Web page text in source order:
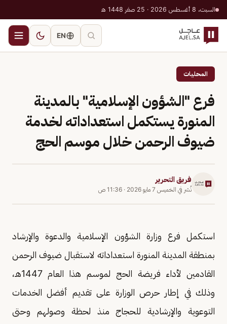
السبت، 8 أغسطس 2026 · 25 صفر 1448 هـ
EN
المحليات
فرع "الشؤون الإسلامية" بالمدينة
المنورة يستكمل استعداداته لخدمة
ضيوف الرحمن خلال موسم الحج
فريق التحرير
نُشر في الخميس 7 مايو 2026 · 11:36 ص
استكمل فرع وزارة الشؤون الإسلامية والدعوة والإرشاد
بمنطقة المدينة المنورة استعداداته لاستقبال ضيوف الرحمن
القادمين لأداء فريضة الحج لموسم هذا العام 1447هـ،
وذلك في إطار حرص الوزارة على تقديم أفضل الخدمات
التوعوية والإرشادية للحجاج منذ لحظة وصولهم وحتى